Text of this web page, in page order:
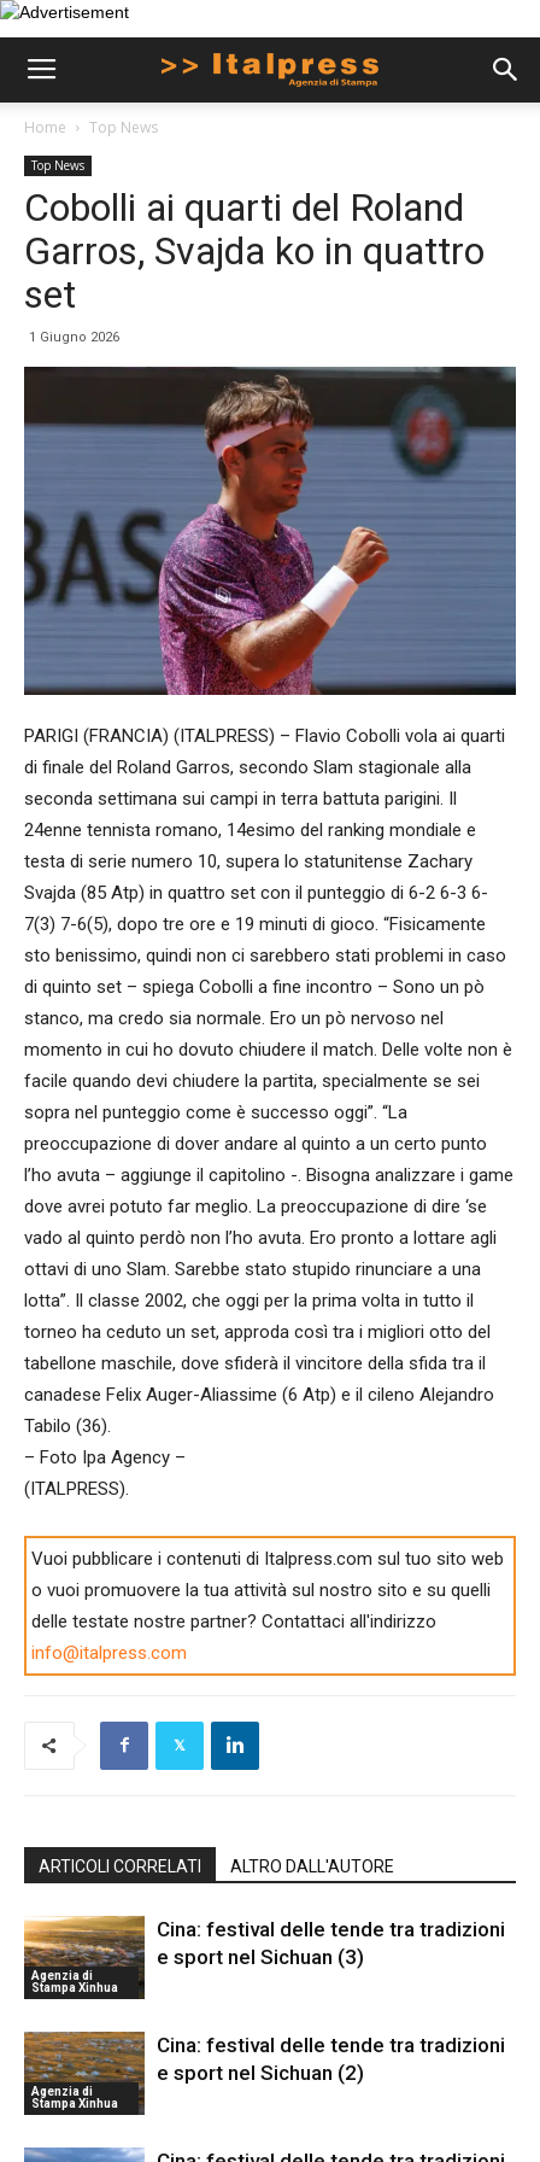
Home Top News
Top News
Cobolli ai quarti del Roland
Garros, Svajda ko in quattro
set
1 Giugno 2026
PARIGI (FRANCIA) (ITALPRESS) – Flavio Cobolli vola ai quarti
di finale del Roland Garros, secondo Slam stagionale alla
seconda settimana sui campi in terra battuta parigini. Il
24enne tennista romano, 14esimo del ranking mondiale e
testa di serie numero 10, supera lo statunitense Zachary
Svajda (85 Atp) in quattro set con il punteggio di 6-2 6-3 6-
7(3) 7-6(5), dopo tre ore e 19 minuti di gioco. “Fisicamente
sto benissimo, quindi non ci sarebbero stati problemi in caso
di quinto set – spiega Cobolli a fine incontro – Sono un pò
stanco, ma credo sia normale. Ero un pò nervoso nel
momento in cui ho dovuto chiudere il match. Delle volte non è
facile quando devi chiudere la partita, specialmente se sei
sopra nel punteggio come è successo oggi”. “La
preoccupazione di dover andare al quinto a un certo punto
l’ho avuta – aggiunge il capitolino -. Bisogna analizzare i game
dove avrei potuto far meglio. La preoccupazione di dire ‘se
vado al quinto perdò non l’ho avuta. Ero pronto a lottare agli
ottavi di uno Slam. Sarebbe stato stupido rinunciare a una
lotta”. Il classe 2002, che oggi per la prima volta in tutto il
torneo ha ceduto un set, approda così tra i migliori otto del
tabellone maschile, dove sfiderà il vincitore della sfida tra il
canadese Felix Auger-Aliassime (6 Atp) e il cileno Alejandro
Tabilo (36).
– Foto Ipa Agency –
(ITALPRESS).
Vuoi pubblicare i contenuti di Italpress.com sul tuo sito web
o vuoi promuovere la tua attività sul nostro sito e su quelli
delle testate nostre partner? Contattaci all'indirizzo
info@italpress.com
ARTICOLI CORRELATI ALTRO DALL'AUTORE
Agenzia di
Stampa Xinhua
Cina: festival delle tende tra tradizioni
e sport nel Sichuan (3)
Agenzia di
Stampa Xinhua
Cina: festival delle tende tra tradizioni
e sport nel Sichuan (2)